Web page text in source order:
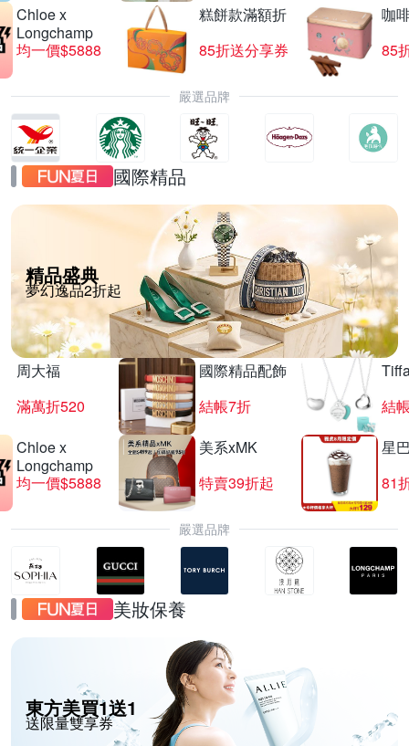
Chloe x
Longchamp
均一價$5888
糕餅款滿額折
85折送分享券
咖
85
嚴選品牌
國際精品
精品盛典
夢幻逸品2折起
周大福
滿萬折520
國際精品配飾
結帳7折
結
Chloe x
Longchamp
均一價$5888
美系xMK
特賣39折起
星
81
嚴選品牌
美妝保養
東方美買1送1
送限量雙享券